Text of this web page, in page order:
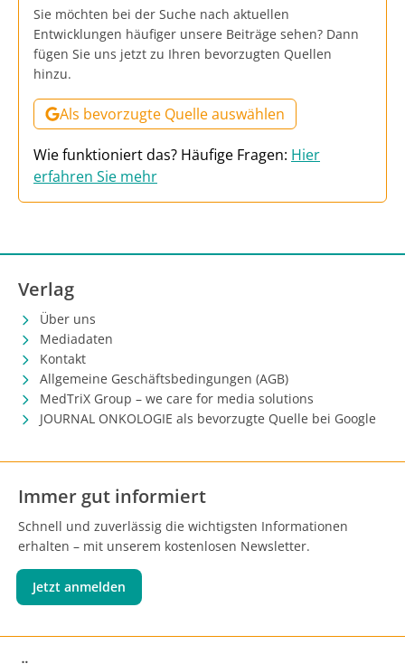
Sie möchten bei der Suche nach aktuellen
Entwicklungen häufiger unsere Beiträge sehen? Dann
fügen Sie uns jetzt zu Ihren bevorzugten Quellen
hinzu.
Als bevorzugte Quelle auswählen
Wie funktioniert das? Häufige Fragen: Hier
erfahren Sie mehr
Verlag
Über uns
Mediadaten
Kontakt
Allgemeine Geschäftsbedingungen (AGB)
MedTriX Group – we care for media solutions
JOURNAL ONKOLOGIE als bevorzugte Quelle bei Google
Immer gut informiert
Schnell und zuverlässig die wichtigsten Informationen
erhalten – mit unserem kostenlosen Newsletter.
Jetzt anmelden